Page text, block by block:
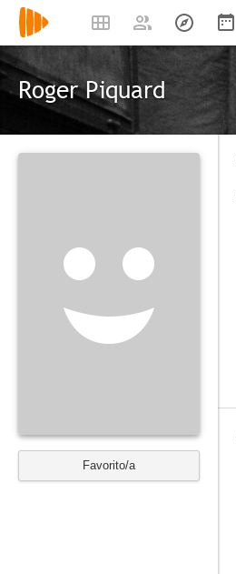
Roger Piquard
Favorito/a